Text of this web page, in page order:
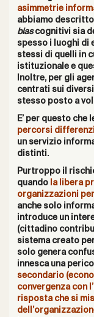
asimmetrie
abbiamo
biascognitivi sia
spesso i luoghi di
stessi di quelli in
istituzionale e
Inoltre, per gli
centrati sui
stesso posto a
E’ per questo
percorsi
un servizio
distinti.
Purtroppo il
quando la libera
organizzazioni
anche solo
introduce un
(cittadino
sistema creato
solo genera
innesca una
secondario
convergenza con
risposta che si